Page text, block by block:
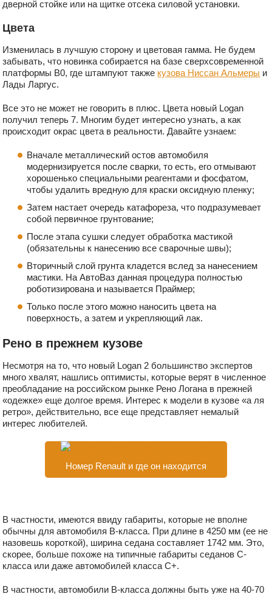
дверной стойке или на щитке отсека силовой установки.
Цвета
Изменилась в лучшую сторону и цветовая гамма. Не будем
забывать, что новинка собирается на базе сверхсовременной
платформы В0, где штампуют также кузова Ниссан Альмеры и
Лады Ларгус.
Все это не может не говорить в плюс. Цвета новый Logan
получил теперь 7. Многим будет интересно узнать, а как
происходит окрас цвета в реальности. Давайте узнаем:
Вначале металлический остов автомобиля
модернизируется после сварки, то есть, его отмывают
хорошенько специальными реагентами и фосфатом,
чтобы удалить вредную для краски оксидную пленку;
Затем настает очередь катафореза, что подразумевает
собой первичное грунтование;
После этапа сушки следует обработка мастикой
(обязательны к нанесению все сварочные швы);
Вторичный слой грунта кладется вслед за нанесением
мастики. На АвтоВаз данная процедура полностью
роботизирована и называется Праймер;
Только после этого можно наносить цвета на
поверхность, а затем и укрепляющий лак.
Рено в прежнем кузове
Несмотря на то, что новый Logan 2 большинство экспертов
много хвалят, нашлись оптимисты, которые верят в численное
преобладание на российском рынке Рено Логана в прежней
«одежке» еще долгое время. Интерес к модели в кузове «а ля
ретро», действительно, все еще представляет немалый
интерес любителей.
Номер Renault и где он находится
В частности, имеются ввиду габариты, которые не вполне
обычны для автомобиля В-класса. При длине в 4250 мм (ее не
назовешь короткой), ширина седана составляет 1742 мм. Это,
скорее, больше похоже на типичные габариты седанов С-
класса или даже автомобилей класса С+.
В частности, автомобили В-класса должны быть уже на 40-70